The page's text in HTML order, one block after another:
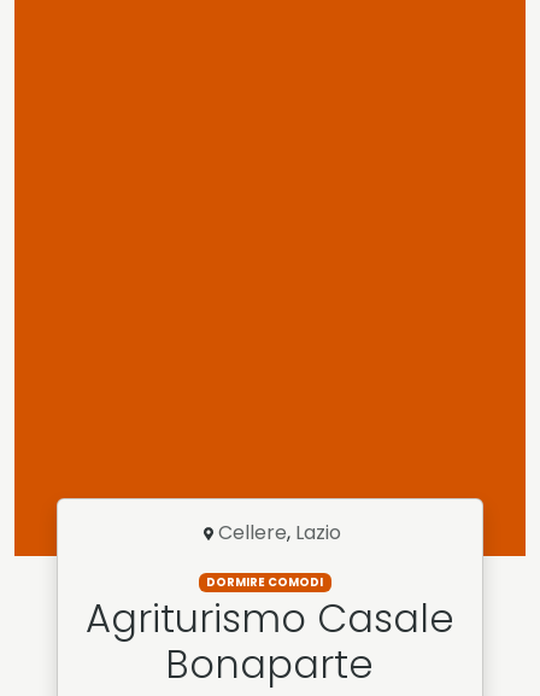
Cellere, Lazio
DORMIRE COMODI
Agriturismo Casale
Bonaparte